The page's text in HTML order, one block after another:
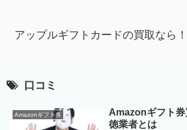
アップルギフトカードの買取なら
口コミ
Amazonギフト券
Amazonギフト
徳業者とは